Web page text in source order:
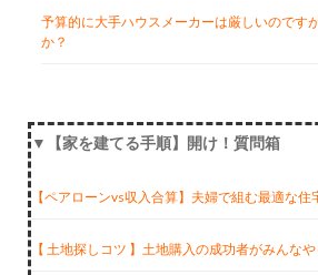
予算的に大手ハウスメーカーは厳しいのです
か？
▼【家を建てる手順】開け！質問箱
【ペアローンvs収入合算】夫婦で組む最適な
【 土地探しコツ 】土地購入の成功者がみんな